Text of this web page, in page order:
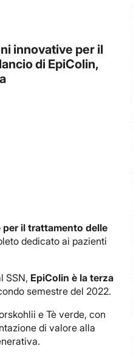
innovative per il
di EpiColin,
il trattamento delle
dedicato ai pazienti
SSN, EpiColin è la terza
semestre del 2022.
e Tè verde, con
di valore alla